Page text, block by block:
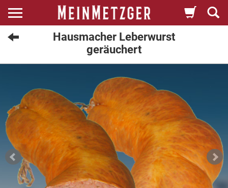
Hausmacher Leberwurst
geräuchert